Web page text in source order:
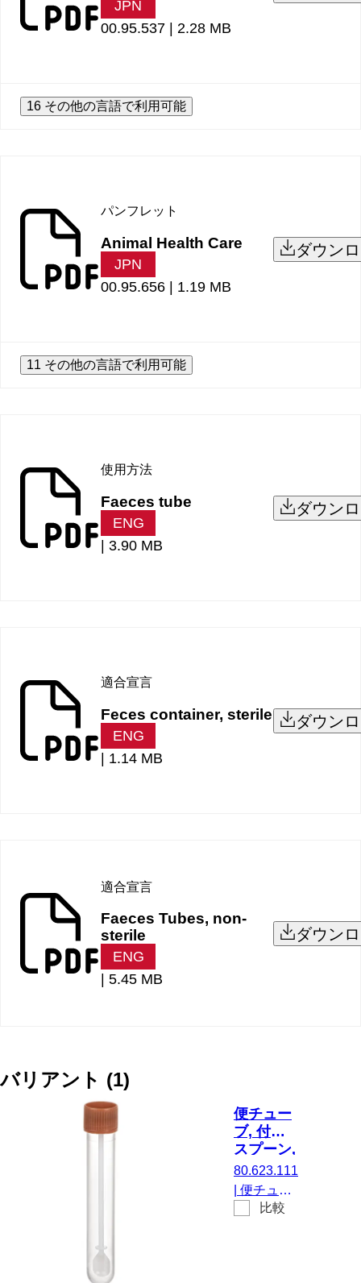
JPN
00.95.537 | 2.28 MB
16 その他の言語で利用可能
パンフレット
Animal Health Care
JPN
00.95.656 | 1.19 MB
ダウン
11 その他の言語で利用可能
使用方法
Faeces tube
ENG
| 3.90 MB
ダウン
適合宣言
Feces container, sterile
ENG
| 1.14 MB
ダウン
適合宣言
Faeces Tubes, non-
sterile
ENG
5.45 MB
ダウン
バリアント (1)
便チュー
ブ, 付き
スプーン,
スクリュ
ーキャッ
プ,
(LxØ)：
80.623.111
便チュー
ブ, 付き ス
比較